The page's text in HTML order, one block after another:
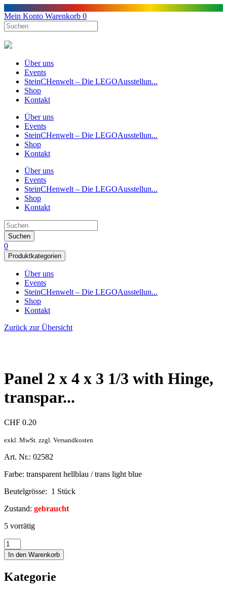
Mein Konto Warenkorb 0
Über uns
Events
SteinCHenwelt – Die LEGOAusstellun...
Shop
Kontakt
Über uns
Events
SteinCHenwelt – Die LEGOAusstellun...
Shop
Kontakt
Über uns
Events
SteinCHenwelt – Die LEGOAusstellun...
Shop
Kontakt
Suchen
0
Produktkategorien
Über uns
Events
SteinCHenwelt – Die LEGOAusstellun...
Shop
Kontakt
Zurück zur Übersicht
Panel 2 x 4 x 3 1/3 with Hinge,
transpar...
CHF 0.20
exkl. MwSt. zzgl. Versandkosten
Art. Nr.: 02582
Farbe: transparent hellblau / trans light blue
Beutelgrösse: 1 Stück
Zustand: gebraucht
5 vorrätig
In den Warenkorb
Kategorie